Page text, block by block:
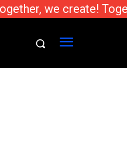
we create!